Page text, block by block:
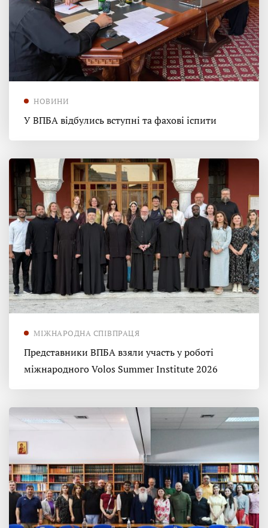
НОВИНИ
У ВПБА відбулись вступні та фахові іспити
МІЖНАРОДНА СПІВПРАЦЯ
Представники ВПБА взяли участь у роботі
міжнародного Volos Summer Institute 2026